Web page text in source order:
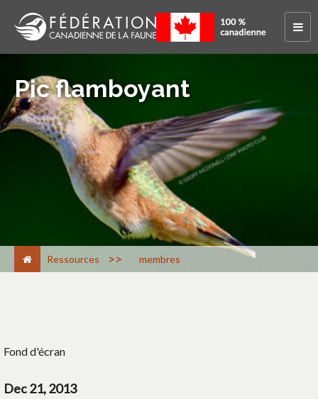
Pic flamboyant
Ressources > membres
Fond d'écran
Dec 21, 2013